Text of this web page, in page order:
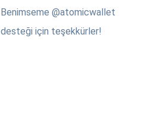
Benimseme @atomicwallet
desteği için teşekkürler!